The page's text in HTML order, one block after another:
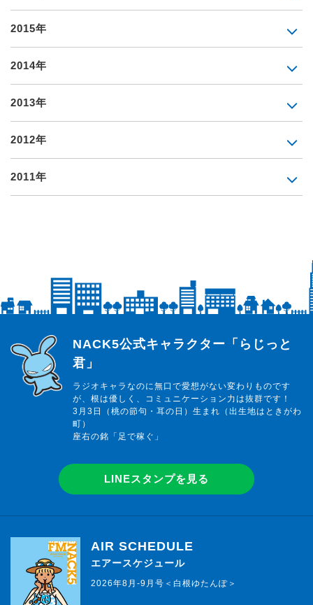
2015年
2014年
2013年
2012年
2011年
らじっと君
NACK5公式キャラクター「らじっと
君」
ラジオキャラなのに無口で愛想がない変わりものです
が、根は優しく、コミュニケーション力は抜群です！
3月3日（桃の節句・耳の日）生まれ（出生地はときがわ
町）
座右の銘「足で稼ぐ」
LINEスタンプを見る
AIR SCHEDULE
エアースケジュール
2026年8月-9月号＜白根ゆたんぽ＞